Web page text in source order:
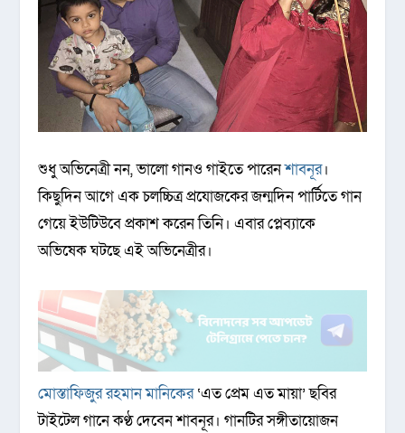
শুধু অভিনেত্রী নন, ভালো গানও গাইতে পারেনশাবনূর।
কিছুদিন আগে এক চলচ্চিত্র প্রযোজকের জন্মদিন পার্টিতে গান
গেয়ে ইউটিউবে প্রকাশ করেন তিনি। এবার প্লেব্যাকে
অভিষেক ঘটছে এই অভিনেত্রীর।
মোস্তাফিজুর রহমান মানিকের‘এত প্রেম এত মায়া’ ছবির
টাইটেল গানে কণ্ঠ দেবেন শাবনূর। গানটির সঙ্গীতায়োজন